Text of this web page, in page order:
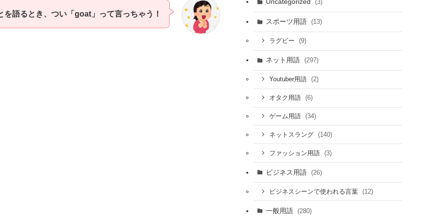
を語るとき、つい「goat」って言っちゃう！
Uncategorized (3)
スポーツ用語 (13)
ラグビー (9)
ネット用語 (297)
Youtuber用語 (2)
オタク用語 (6)
ゲーム用語 (34)
ネットスラング (140)
ファッション用語 (3)
ビジネス用語 (26)
ビジネスシーンで使われる言葉 (12)
一般用語 (280)